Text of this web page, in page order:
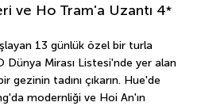
ve Ho Tram'a Uzantı 4*
13 günlük özel bir turla
Dünya Mirası Listesi'nde yer alan
tadını çıkarın. Hue'de
modernliği ve Hoi An'ın